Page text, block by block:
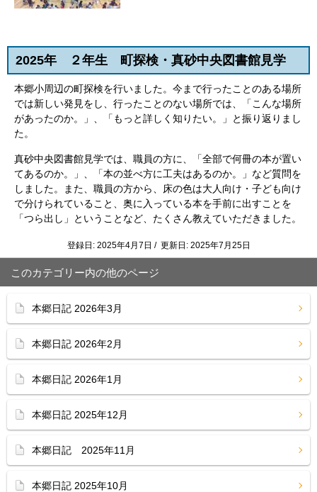
2025年 ２年生 町探検・真砂中央図書館見学
本郷小周辺の町探検を行いました。今まで行ったことのある場所
では新しい発見をし、行ったことのない場所では、「こんな場所
があったのか。」、「もっと詳しく知りたい。」と振り返りまし
た。
真砂中央図書館見学では、職員の方に、「全部で何冊の本が置い
てあるのか。」、「本の並べ方に工夫はあるのか。」など質問を
しました。また、職員の方から、床の色は大人向け・子ども向け
で分けられていること、奥に入っている本を手前に出すことを
「つら出し」ということなど、たくさん教えていただきました。
登録日: 2025年4月7日 / 更新日: 2025年7月25日
このカテゴリー内の他のページ
本郷日記 2026年3月
本郷日記 2026年2月
本郷日記 2026年1月
本郷日記 2025年12月
本郷日記 2025年11月
本郷日記 2025年10月